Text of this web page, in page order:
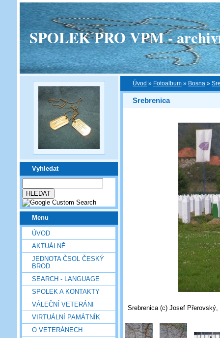
SPOLEK PRO VPM -
Vyhledat
Menu
ÚVOD
AKTUÁLNĚ
JEDNOTA ČSOL ČESKÝ
BROD
SEARCH - LANGUAGE
SPOLEK A KONTAKTY
VÁLEČNÍ VETERÁNI
VIRTUÁLNÍ PAMÁTNÍK
O VETERÁNECH
Úvod » Fotoalbum » Bosna »
Srebrenica
Srebrenica (c) Josef Přerovský,